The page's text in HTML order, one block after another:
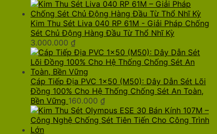
Kim Thu Sét Liva 040 RP 61M - Giải Pháp Chống
Sét Chủ Động Hàng Đầu Từ Thổ Nhĩ Kỳ
3.000.000 ₫
Cáp Tiếp Địa PVC 1x50 (M50): Dây Dẫn Sét Lõi
Đồng 100% Cho Hệ Thống Chống Sét An Toàn,
Bền Vững 160.000 ₫